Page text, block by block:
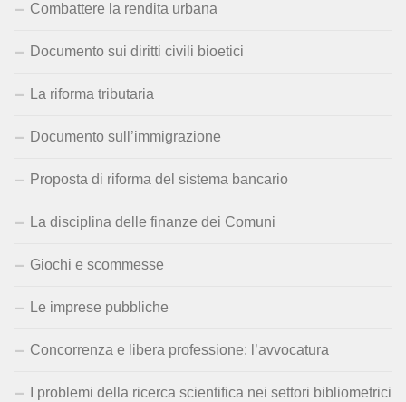
Combattere la rendita urbana
Documento sui diritti civili bioetici
La riforma tributaria
Documento sull’immigrazione
Proposta di riforma del sistema bancario
La disciplina delle finanze dei Comuni
Giochi e scommesse
Le imprese pubbliche
Concorrenza e libera professione: l’avvocatura
I problemi della ricerca scientifica nei settori bibliometrici